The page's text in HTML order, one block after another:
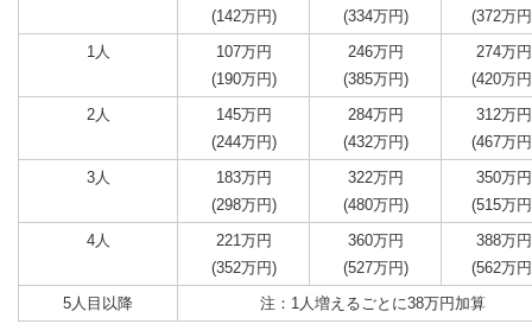
(142万円)
(334万円)
(372万
1人
107万円
(190万円)
246万円
(385万円)
274万円
(420万
2人
145万円
(244万円)
284万円
(432万円)
312万円
(467万
3人
183万円
(298万円)
322万円
(480万円)
350万円
(515万
4人
221万円
(352万円)
360万円
(527万円)
388万円
(562万
5人目以降
注：1人増えるごとに38万円加算